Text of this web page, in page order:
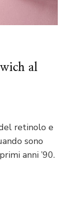
al
retinolo e
sono
anni ’90.